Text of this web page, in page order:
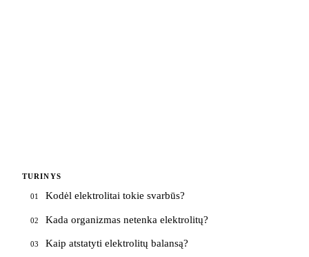
TURINYS
01 Kodėl elektrolitai tokie svarbūs?
02 Kada organizmas netenka elektrolitų?
03 Kaip atstatyti elektrolitų balansą?